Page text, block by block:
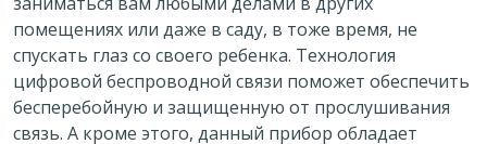
помещениях или даже в саду, в тоже время, не
спускать глаз со своего ребенка. Технология
цифровой беспроводной связи поможет обеспечить
бесперебойную и защищенную от прослушивания
связь. А кроме этого, данный прибор обладает